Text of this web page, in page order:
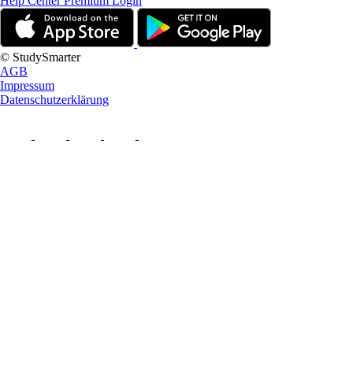
© StudySmarter
AGB
Impressum
Datenschutzerklärung